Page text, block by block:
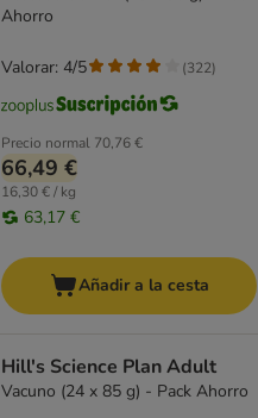
Ahorro
Precio normal 70,76 €
66,49 €
16,30 € / kg
63,17 €
Valorar: 4/5 (322)
Añadir a la cesta
Hill's Science Plan Adult
Vacuno (24 x 85 g) - Pack Ahorro